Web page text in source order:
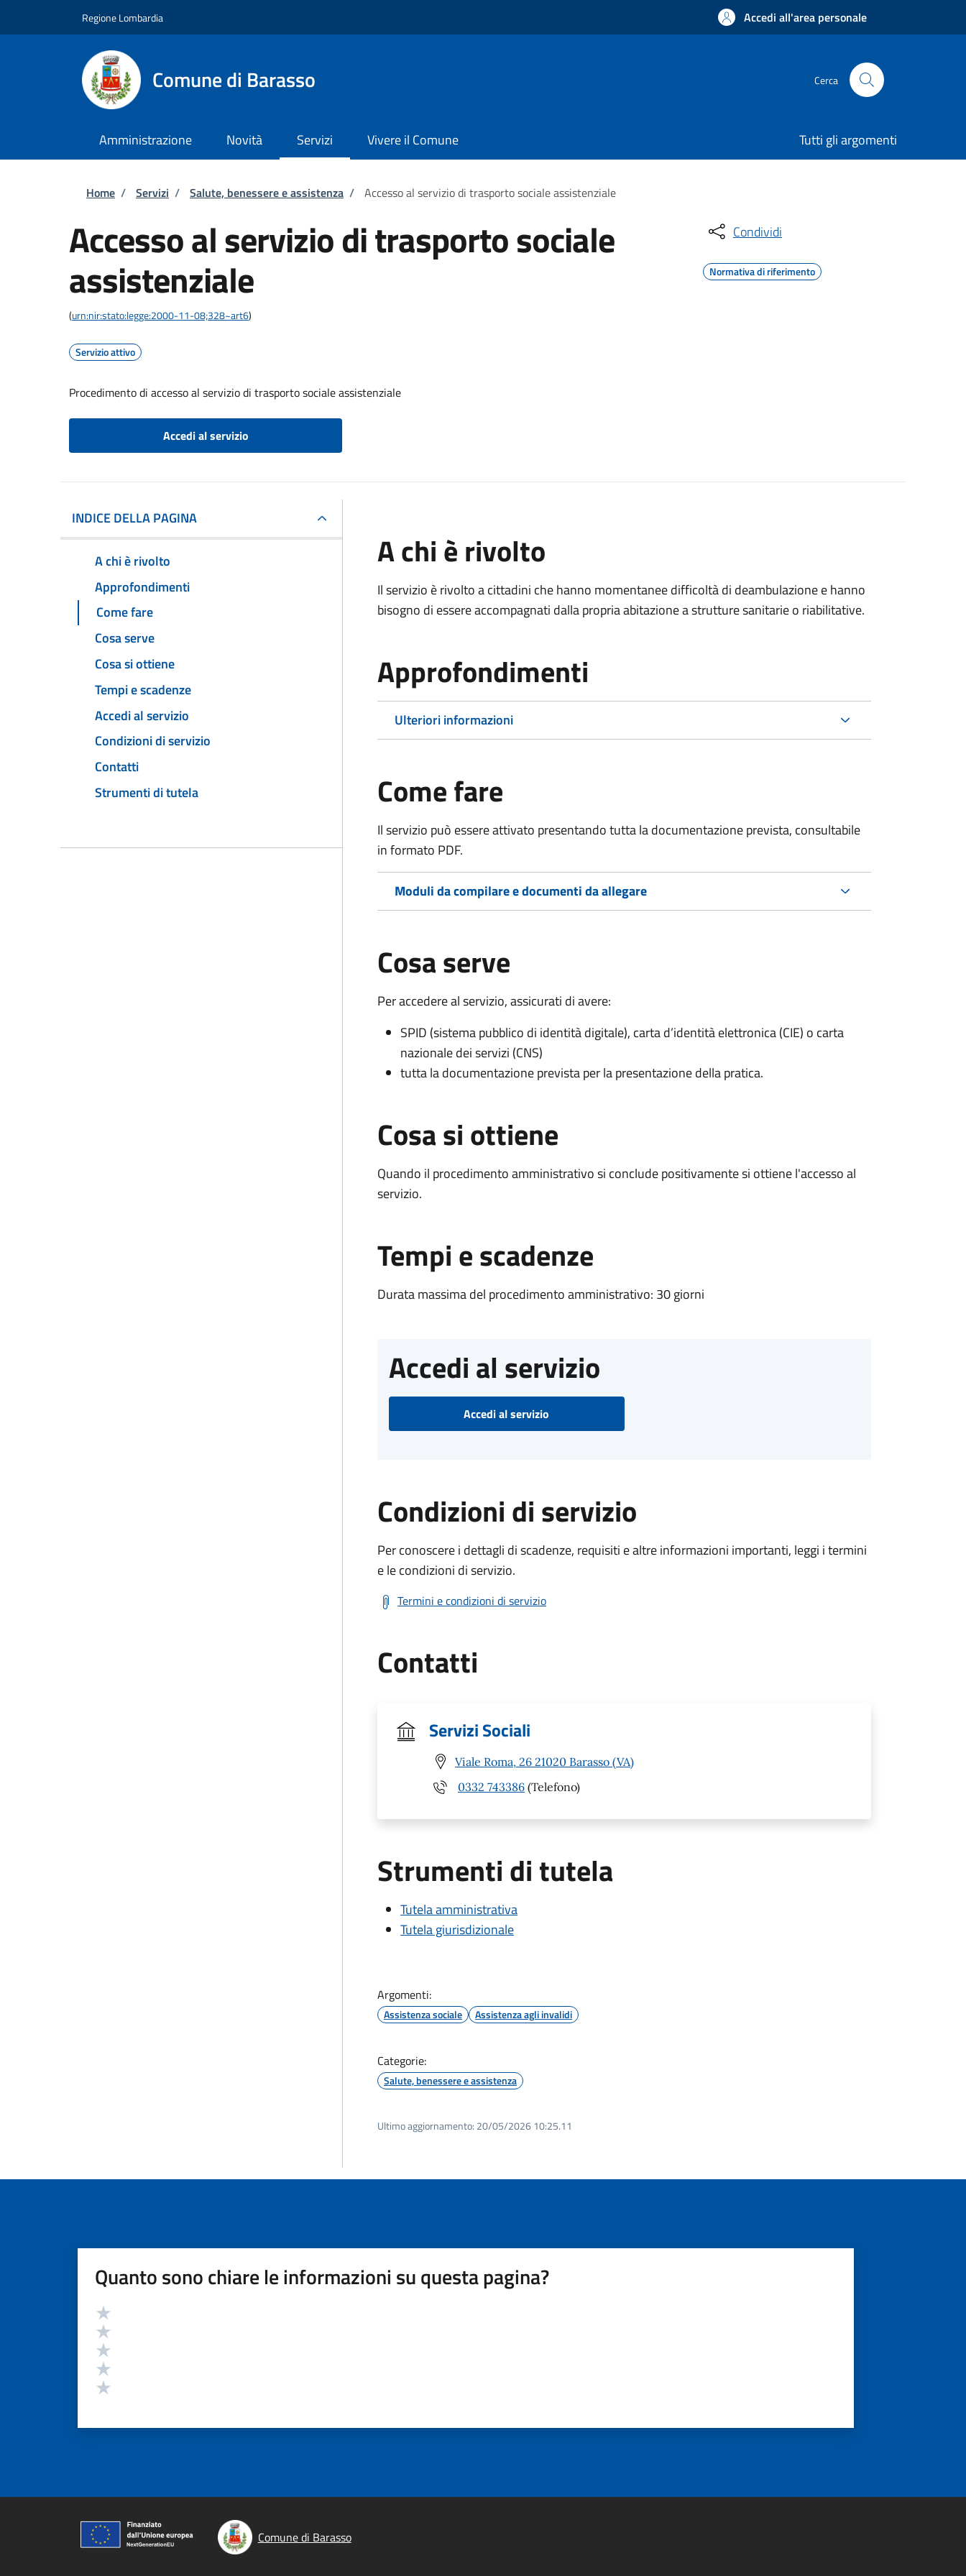
Regione Lombardia Accedi all'area personale
Comune di Barasso Cerca
Amministrazione Novità Servizi Vivere il Comune Tutti gli argomenti
Briciole di pane
Home / Servizi / Salute, benessere e assistenza / Accesso al servizio di trasporto sociale assistenziale
Accesso al servizio di trasporto sociale
assistenziale
(urn:nir:stato:legge:2000-11-08;328~art6)
Servizio attivo
Procedimento di accesso al servizio di trasporto sociale assistenziale
Accedi al servizio
Condividi
Normativa di riferimento
INDICE DELLA PAGINA
A chi è rivolto
Approfondimenti
Come fare
Cosa serve
Cosa si ottiene
Tempi e scadenze
Accedi al servizio
Condizioni di servizio
Contatti
Strumenti di tutela
A chi è rivolto
Il servizio è rivolto a cittadini che hanno momentanee difficoltà di deambulazione e hanno
bisogno di essere accompagnati dalla propria abitazione a strutture sanitarie o riabilitative.
Approfondimenti
Ulteriori informazioni
Come fare
Il servizio può essere attivato presentando tutta la documentazione prevista, consultabile
in formato PDF.
Moduli da compilare e documenti da allegare
Cosa serve
Per accedere al servizio, assicurati di avere:
SPID (sistema pubblico di identità digitale), carta d’identità elettronica (CIE) o carta
nazionale dei servizi (CNS)
tutta la documentazione prevista per la presentazione della pratica.
Cosa si ottiene
Quando il procedimento amministrativo si conclude positivamente si ottiene l'accesso al
servizio.
Tempi e scadenze
Durata massima del procedimento amministrativo: 30 giorni
Accedi al servizio
Accedi al servizio
Condizioni di servizio
Per conoscere i dettagli di scadenze, requisiti e altre informazioni importanti, leggi i termini
e le condizioni di servizio.
Termini e condizioni di servizio
Contatti
Servizi Sociali
Viale Roma, 26 21020 Barasso (VA)
0332 743386 (Telefono)
Strumenti di tutela
Tutela amministrativa
Tutela giurisdizionale
Argomenti:
Assistenza sociale Assistenza agli invalidi
Categorie:
Salute, benessere e assistenza
Ultimo aggiornamento: 20/05/2026 10:25.11
Quanto sono chiare le informazioni su questa pagina?
Valutazione
Comune di Barasso